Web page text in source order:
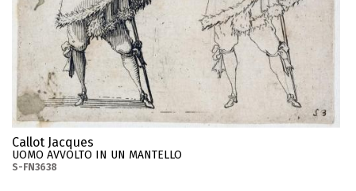
Callot Jacques
UOMO AVVOLTO IN UN MANTELLO
S-FN3638